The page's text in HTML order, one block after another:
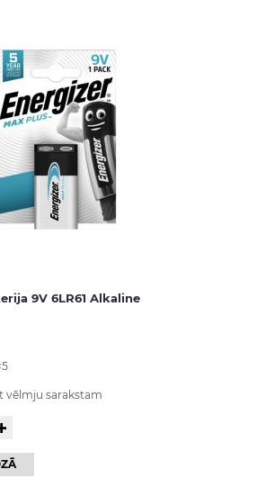
9V 6LR61 Alkaline
vēlmju sarakstam